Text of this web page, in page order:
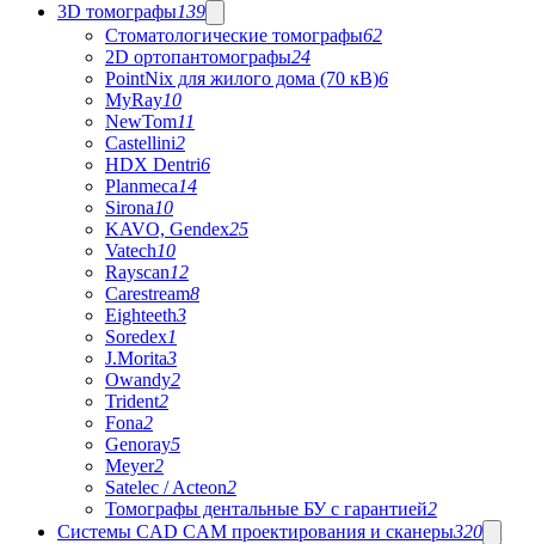
3D томографы139
Стоматологические томографы62
2D ортопантомографы24
PointNix для жилого дома (70 кВ)6
MyRay10
NewTom11
Castellini2
HDX Dentri6
Planmeca14
Sirona10
KAVO, Gendex25
Vatech10
Rayscan12
Carestream8
Eighteeth3
Soredex1
J.Morita3
Owandy2
Trident2
Fona2
Genoray5
Meyer2
Satelec / Acteon2
Томографы дентальные БУ с гарантией2
Системы CAD CAM проектирования и сканеры320